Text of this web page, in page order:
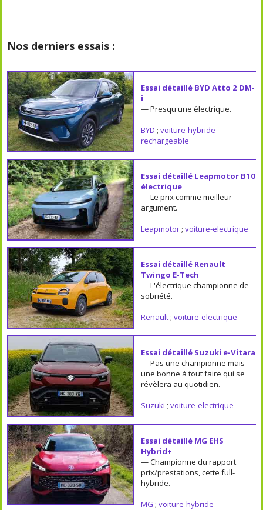
Nos derniers essais :
Essai détaillé BYD Atto 2 DM-
i
— Presqu'une électrique.
BYD ; voiture-hybride-
rechargeable
Essai détaillé Leapmotor B10
électrique
— Le prix comme meilleur
argument.
Leapmotor; voiture-electrique
Essai détaillé Renault
Twingo E-Tech
— L'électrique championne de
sobriété.
Renault; voiture-electrique
Essai détaillé Suzuki e-Vitara
— Pas une championne mais
une bonne à tout faire qui se
révèlera au quotidien.
Suzuki ; voiture-electrique
Essai détaillé MG EHS
Hybrid+
— Championne du rapport
prix/prestations, cette full-
hybride.
MG ; voiture-hybride